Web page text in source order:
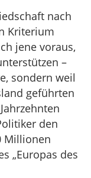
nach
Kriterium
jene voraus,
–
sondern weil
geführten
den
Millionen
„Europas des